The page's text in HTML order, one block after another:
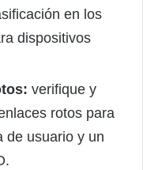
en los
dispositivos
verifique y
rotos para
de usuario y un